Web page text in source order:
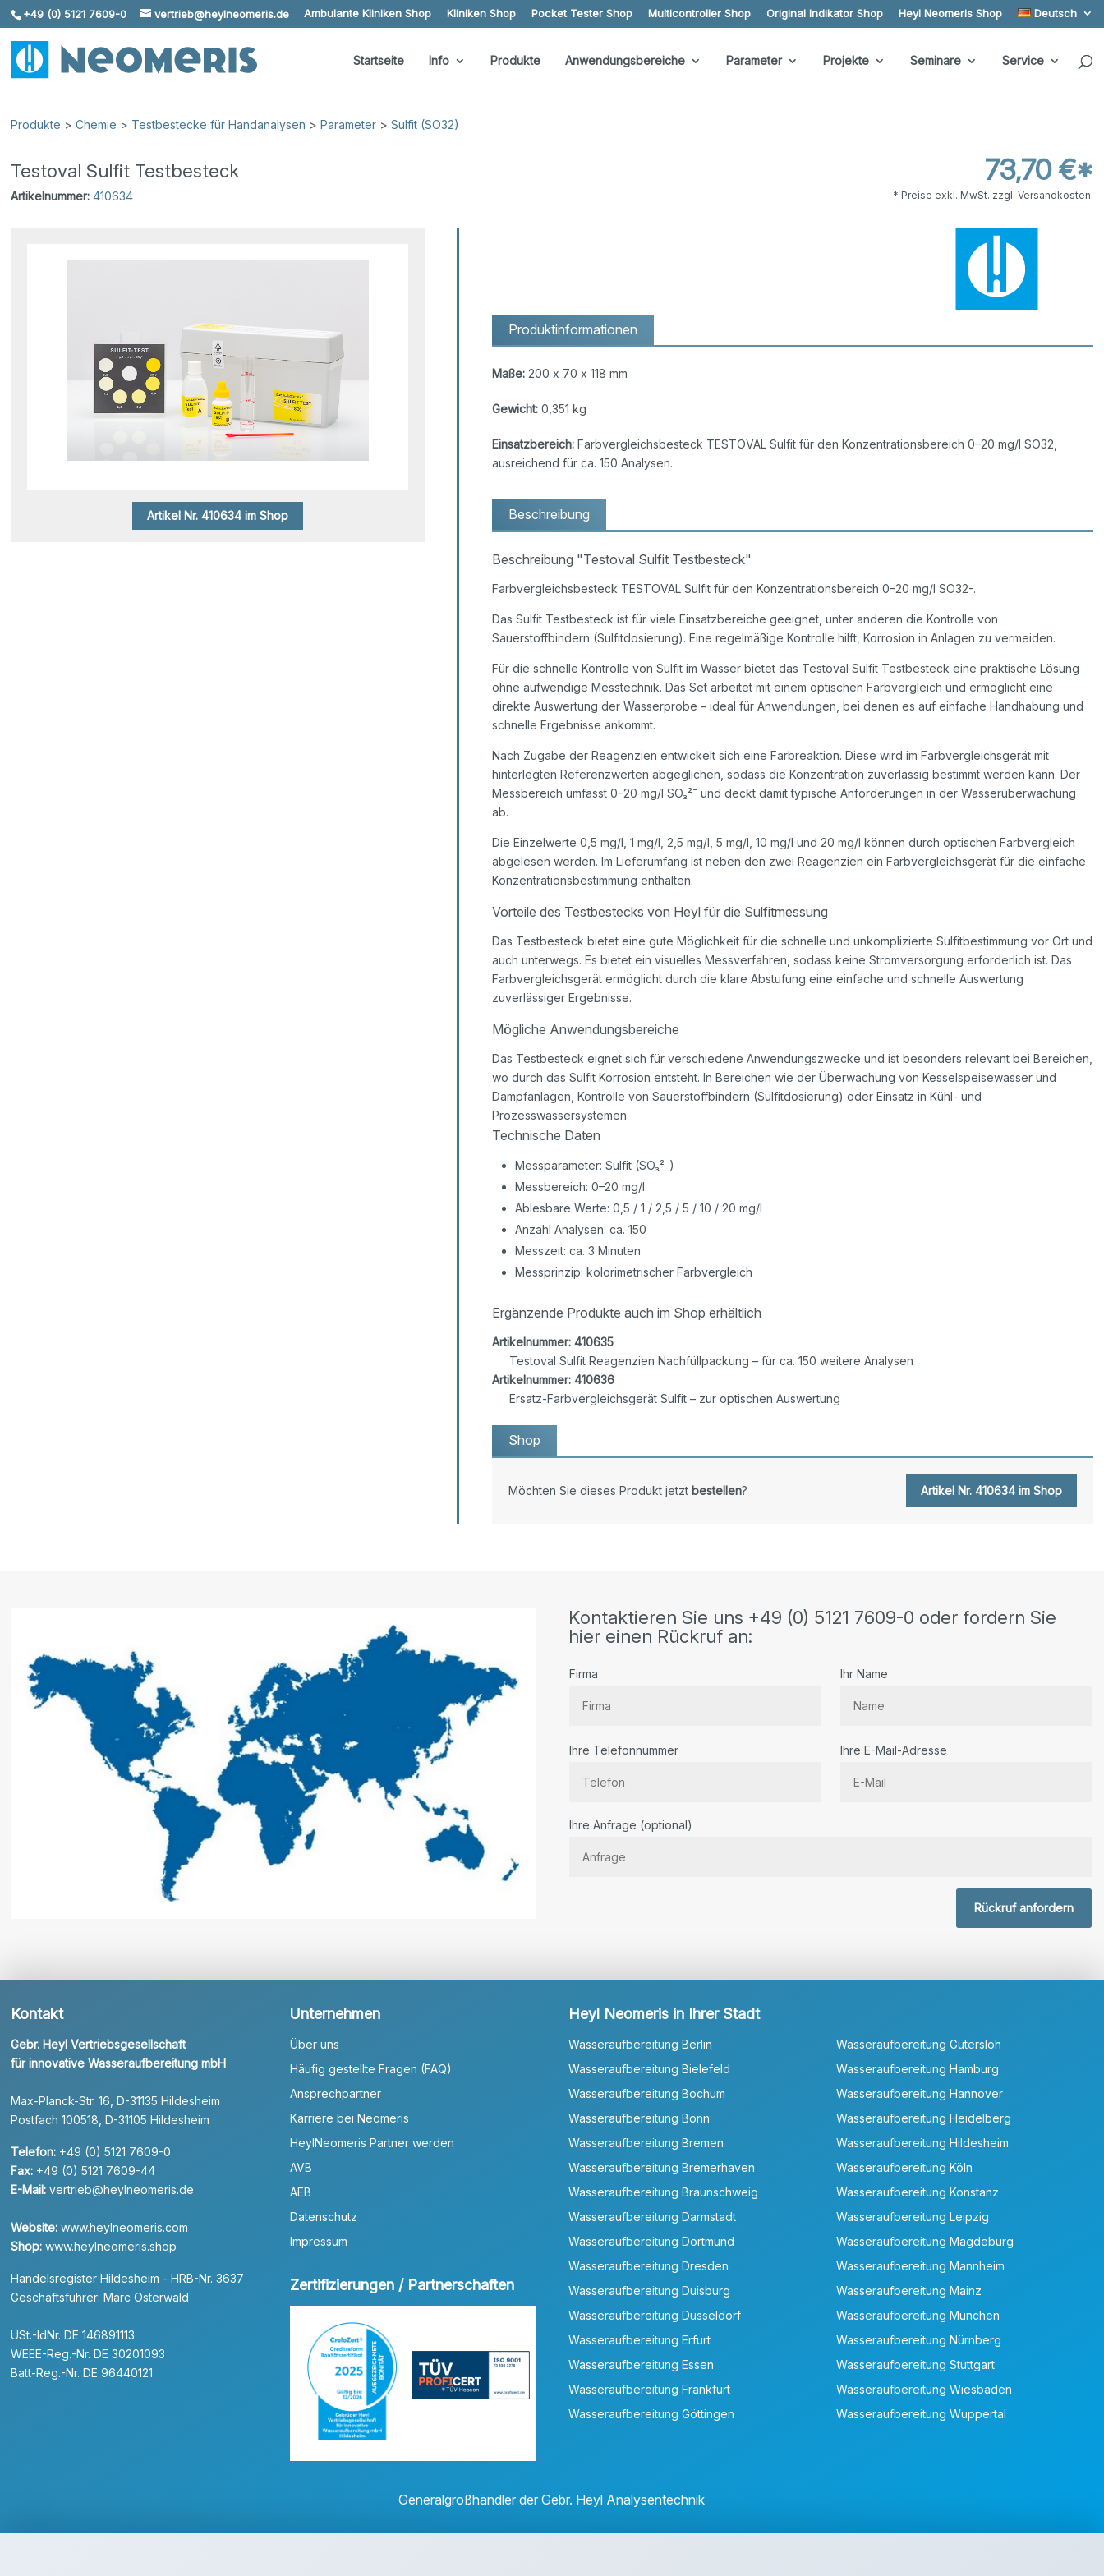
Skip To Content
+49 (0) 5121 7609-0 vertrieb@heylneomeris.de Ambulante Kliniken Shop Kliniken Shop Pocket Tester Shop Multicontroller Shop Original Indikator Shop Heyl Neomeris Shop Deutsch
Startseite Info Produkte Anwendungsbereiche Parameter Projekte Seminare Service
Produkte >Chemie > Testbestecke für Handanalysen >Parameter >Sulfit (SO32)
Testoval Sulfit Testbesteck
Artikelnummer: 410634
73,70 €*
* Preise exkl. MwSt. zzgl. Versandkosten.
Artikel Nr. 410634 im Shop
Produktinformationen
Maße:200 x 70 x 118 mm
Gewicht:0,351 kg
Einsatzbereich:Farbvergleichsbesteck TESTOVAL Sulfit für den Konzentrationsbereich 0–20 mg/l SO32,
ausreichend für ca. 150 Analysen.
Beschreibung
Beschreibung "Testoval Sulfit Testbesteck"
Farbvergleichsbesteck TESTOVAL Sulfit für den Konzentrationsbereich 0–20 mg/l SO32-.
Das Sulfit Testbesteck ist für viele Einsatzbereiche geeignet, unter anderen die Kontrolle von
Sauerstoffbindern (Sulfitdosierung). Eine regelmäßige Kontrolle hilft, Korrosion in Anlagen zu vermeiden.
Für die schnelle Kontrolle von Sulfit im Wasser bietet das Testoval Sulfit Testbesteck eine praktische Lösung
ohne aufwendige Messtechnik. Das Set arbeitet mit einem optischen Farbvergleich und ermöglicht eine
direkte Auswertung der Wasserprobe – ideal für Anwendungen, bei denen es auf einfache Handhabung und
schnelle Ergebnisse ankommt.
Nach Zugabe der Reagenzien entwickelt sich eine Farbreaktion. Diese wird im Farbvergleichsgerät mit
hinterlegten Referenzwerten abgeglichen, sodass die Konzentration zuverlässig bestimmt werden kann. Der
Messbereich umfasst 0–20 mg/l SO₃²⁻ und deckt damit typische Anforderungen in der Wasserüberwachung
ab.
Die Einzelwerte 0,5 mg/l, 1 mg/l, 2,5 mg/l, 5 mg/l, 10 mg/l und 20 mg/l können durch optischen Farbvergleich
abgelesen werden. Im Lieferumfang ist neben den zwei Reagenzien ein Farbvergleichsgerät für die einfache
Konzentrationsbestimmung enthalten.
Vorteile des Testbestecks von Heyl für die Sulfitmessung
Das Testbesteck bietet eine gute Möglichkeit für die schnelle und unkomplizierte Sulfitbestimmung vor Ort und
auch unterwegs. Es bietet ein visuelles Messverfahren, sodass keine Stromversorgung erforderlich ist. Das
Farbvergleichsgerät ermöglicht durch die klare Abstufung eine einfache und schnelle Auswertung
zuverlässiger Ergebnisse.
Mögliche Anwendungsbereiche
Das Testbesteck eignet sich für verschiedene Anwendungszwecke und ist besonders relevant bei Bereichen,
wo durch das Sulfit Korrosion entsteht. In Bereichen wie der Überwachung von Kesselspeisewasser und
Dampfanlagen, Kontrolle von Sauerstoffbindern (Sulfitdosierung) oder Einsatz in Kühl- und
Prozesswassersystemen.
Technische Daten
Messparameter: Sulfit (SO₃²⁻)
Messbereich: 0–20 mg/l
Ablesbare Werte: 0,5 / 1 / 2,5 / 5 / 10 / 20 mg/l
Anzahl Analysen: ca. 150
Messzeit: ca. 3 Minuten
Messprinzip: kolorimetrischer Farbvergleich
Ergänzende Produkte auch im Shop erhältlich
Artikelnummer: 410635
Testoval Sulfit Reagenzien Nachfüllpackung – für ca. 150 weitere Analysen
Artikelnummer: 410636
Ersatz-Farbvergleichsgerät Sulfit – zur optischen Auswertung
Shop
Möchten Sie dieses Produkt jetzt bestellen? Artikel Nr. 410634 im Shop
Kontaktieren Sie uns +49 (0) 5121 7609-0 oder fordern Sie
hier einen Rückruf an:
Firma Ihr Name
Ihre Telefonnummer Ihre E-Mail-Adresse
Ihre Anfrage (optional)
Rückruf anfordern
Kontakt
Gebr. Heyl Vertriebsgesellschaft
für innovative Wasseraufbereitung mbH
Max-Planck-Str. 16, D-31135 Hildesheim
Postfach 100518, D-31105 Hildesheim
Telefon: +49 (0) 5121 7609-0
Fax: +49 (0) 5121 7609-44
E-Mail: vertrieb@heylneomeris.de
Website: www.heylneomeris.com
Shop: www.heylneomeris.shop
Handelsregister Hildesheim - HRB-Nr. 3637
Geschäftsführer: Marc Osterwald
USt.-IdNr. DE 146891113
WEEE-Reg.-Nr. DE 30201093
Batt-Reg.-Nr. DE 96440121
Unternehmen
Über uns
Häufig gestellte Fragen (FAQ)
Ansprechpartner
Karriere bei Neomeris
HeylNeomeris Partner werden
AVB
AEB
Datenschutz
Impressum
Zertifizierungen / Partnerschaften
Heyl Neomeris in Ihrer Stadt
Wasseraufbereitung Berlin
Wasseraufbereitung Bielefeld
Wasseraufbereitung Bochum
Wasseraufbereitung Bonn
Wasseraufbereitung Bremen
Wasseraufbereitung Bremerhaven
Wasseraufbereitung Braunschweig
Wasseraufbereitung Darmstadt
Wasseraufbereitung Dortmund
Wasseraufbereitung Dresden
Wasseraufbereitung Duisburg
Wasseraufbereitung Düsseldorf
Wasseraufbereitung Erfurt
Wasseraufbereitung Essen
Wasseraufbereitung Frankfurt
Wasseraufbereitung Göttingen
Wasseraufbereitung Gütersloh
Wasseraufbereitung Hamburg
Wasseraufbereitung Hannover
Wasseraufbereitung Heidelberg
Wasseraufbereitung Hildesheim
Wasseraufbereitung Köln
Wasseraufbereitung Konstanz
Wasseraufbereitung Leipzig
Wasseraufbereitung Magdeburg
Wasseraufbereitung Mannheim
Wasseraufbereitung Mainz
Wasseraufbereitung München
Wasseraufbereitung Nürnberg
Wasseraufbereitung Stuttgart
Wasseraufbereitung Wiesbaden
Wasseraufbereitung Wuppertal
Generalgroßhändler der Gebr. Heyl Analysentechnik